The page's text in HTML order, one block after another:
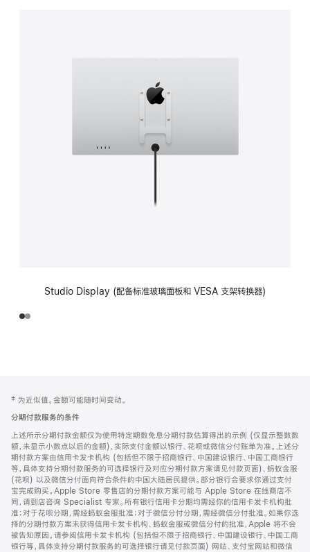
Studio Display (配备标准玻璃面板和 VESA 支架转换器)
页
页
脚
注
‡ 为近似值。金额可能随时间变动。
分期付款服务的条件
上述所示分期付款金额仅为使用特定期数免息分期付款估算得出的示例 (仅显示整数数
额，未显示小数点以后的金额)，实际支付金额以银行、花呗或微信分付账单为准。上述分
期付款方案由信用卡发卡机构 (包括但不限于招商银行、中国建设银行、中国工商银行
等，具体支持分期付款服务的可选择银行及对应分期付款方案请见付款页面)、蚂蚁金服
(花呗) 以及微信分付面向符合条件的中国大陆居民提供。部分银行会要求你通过支付
宝完成购买。Apple Store 零售店的分期付款方案可能与 Apple Store 在线商店不
同，请到店咨询 Specialist 专家。所有银行信用卡分期均需经你的信用卡发卡机构批
准；对于花呗分期，需经蚂蚁金服批准；对于微信分付分期，需经微信分付批准。如果你选
择的分期付款方案未获得信用卡发卡机构、蚂蚁金服或微信分付的批准，Apple 将不会
被告知原因。请参阅信用卡发卡机构 (包括但不限于招商银行、中国建设银行、中国工商
银行等，具体支持分期付款服务的可选择银行请见付款页面) 网站、支付宝网站和微信